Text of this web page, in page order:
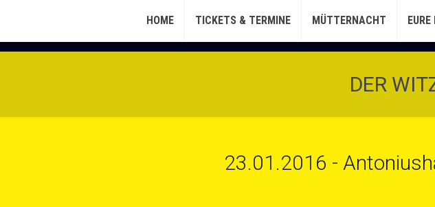
HOME TICKETS & TERMINE MÜTTERNACHT
DER
23.01.2016 -